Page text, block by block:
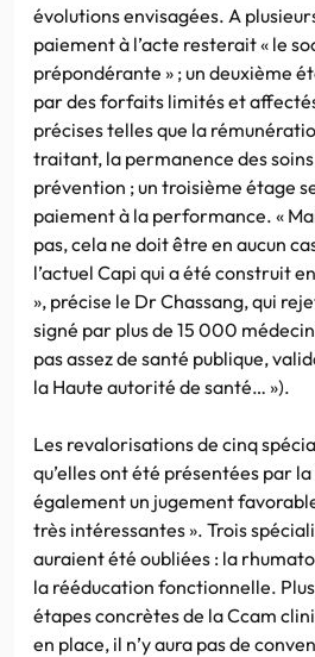
évolutions envisagées. A
paiement à l’acte resterait « le
prépondérante » ; un deuxième
par des forfaits limités et
précises telles que la
traitant, la permanence des
prévention ; un troisième étage
paiement à la performance. «
pas, cela ne doit être en aucun
l’actuel Capi qui a été construit
», précise le Dr Chassang, qui
signé par plus de 15 000
pas assez de santé publique,
la Haute autorité de santé… »).
Les revalorisations de cinq
qu’elles ont été présentées par
également un jugement
très intéressantes ». Trois
auraient été oubliées : la
la rééducation fonctionnelle.
étapes concrètes de la Ccam
en place, il n’y aura pas de